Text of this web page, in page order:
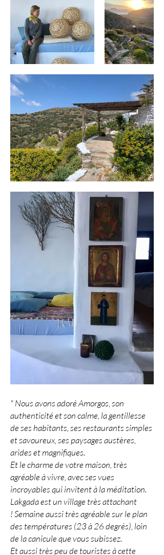
" Nous avons adoré Amorgos, son
authenticité et son calme, la gentillesse
de ses habitants, ses restaurants simples
et savoureux, ses paysages austères,
arides et magnifiques.
Et le charme de votre maison, très
agréable à vivre, avec ses vues
incroyables qui invitent à la méditation.
Lakgada est un village très attachant
!Semaine aussi très agréable sur le plan
des températures (23 à 26 degrés), loin
de la canicule que vous subissez.
Et aussi très peu de touristes à cette